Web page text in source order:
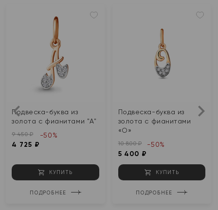
Подвеска-буква из
золота с фианитами "А"
9 450 ₽
4 725 ₽
-50%
КУПИТЬ
ПОДРОБНЕЕ
Подвеска-буква из
золота с фианитами
«О»
10 800 ₽
5 400 ₽
-50%
КУПИТЬ
ПОДРОБНЕЕ